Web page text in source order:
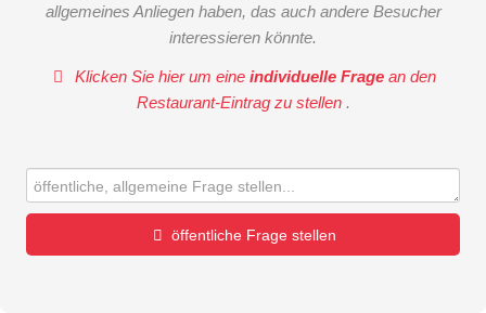
allgemeines Anliegen haben, das auch andere Besucher
interessieren könnte.
Klicken Sie hier um eineindividuelle Frage an den
Restaurant-Eintrag zu stellen .
öffentliche Frage stellen